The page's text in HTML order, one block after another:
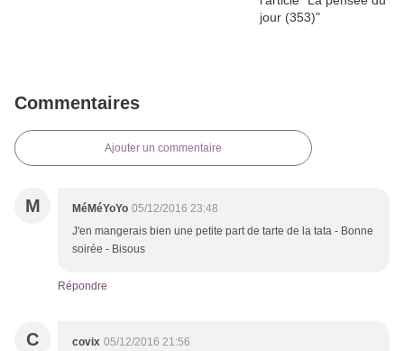
Commentaires
Ajouter un commentaire
M MéMéYoYo 05/12/2016 23:48
J'en mangerais bien une petite part de tarte de la tata - Bonne
soirée - Bisous
Répondre
C covix 05/12/2016 21:56